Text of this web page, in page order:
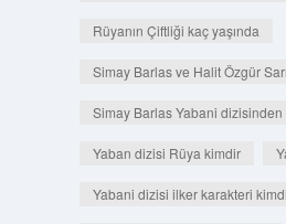
Rüyanın Çiftliği kaç yaşında
Simay Barlas ve Halit Özgür
Simay Barlas Yabani dizisinden
Yaban dizisi Rüya kimdir
Yabani dizisi ilker karakteri